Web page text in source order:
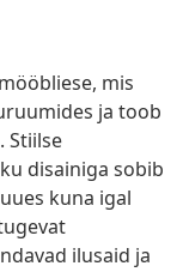
mis
ja toob
Stiilse
disainiga sobib
kuna igal
ilusaid ja